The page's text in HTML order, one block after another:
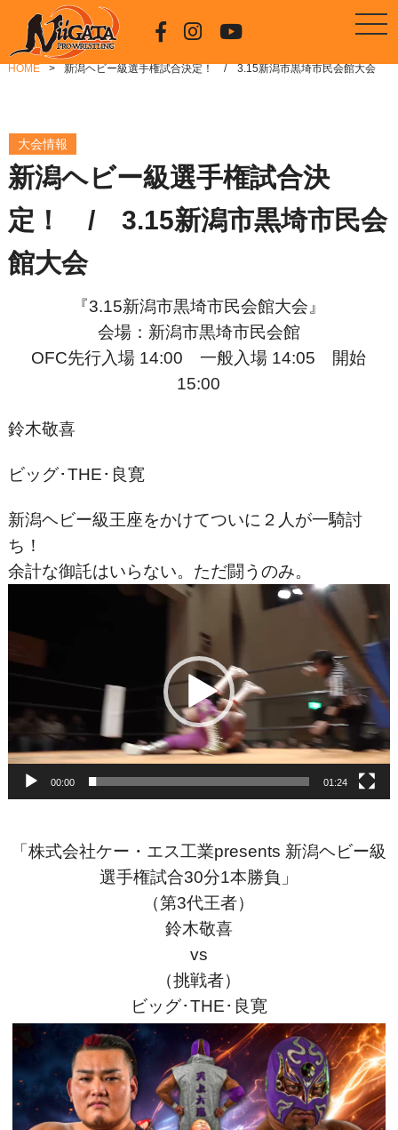
HOME 新潟ヘビー級選手権試合決定！ / 3.15新潟市黒埼市民会館大会
大会情報
新潟ヘビー級選手権試合決
定！ / 3.15新潟市黒埼市民会
館大会
『3.15新潟市黒埼市民会館大会』
会場：新潟市黒埼市民会館
OFC先行入場 14:00 一般入場 14:05 開始
15:00
鈴木敬喜
ビッグ･THE･良寛
新潟ヘビー級王座をかけてついに２人が一騎討
ち！
余計な御託はいらない。ただ闘うのみ。
プ
00:00 01:24
「株式会社ケー・エス工業presents 新潟ヘビー級
選手権試合30分1本勝負」
（第3代王者）
鈴木敬喜
vs
（挑戦者）
ビッグ･THE･良寛